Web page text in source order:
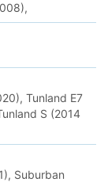
Tunland E7
S (2014
Suburban